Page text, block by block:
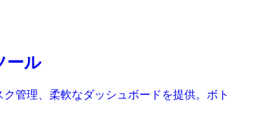
ール
管理、柔軟なダッシュボードを提供。ボト